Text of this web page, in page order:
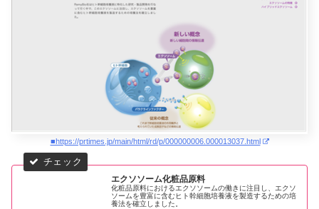
■https://prtimes.jp/main/html/rd/p/000000006.000013037.html
エクソソーム化粧品原料
化粧品原料におけるエクソソームの働きに注目し、エクソ
ソームを豊富に含むヒト幹細胞培養液を製造するための培
養法を確立しました。